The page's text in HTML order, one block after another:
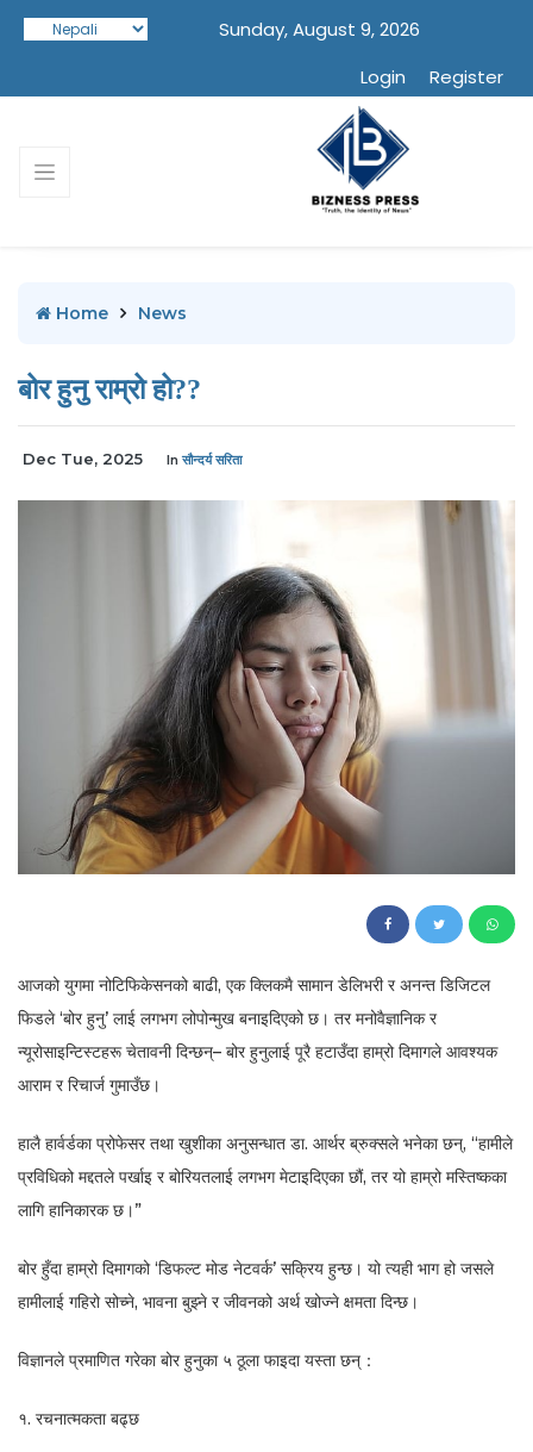
Sunday, August 9, 2026
Login
Register
Home News
बोर हुनु राम्रो हो??
Dec Tue, 2025 In सौन्दर्य सरिता
आजको युगमा नोटिफिकेसनको बाढी, एक क्लिकमै सामान डेलिभरी र अनन्त डिजिटल
फिडले ‘बोर हुनु’ लाई लगभग लोपोन्मुख बनाइदिएको छ। तर मनोवैज्ञानिक र
न्यूरोसाइन्टिस्टहरू चेतावनी दिन्छन्– बोर हुनुलाई पूरै हटाउँदा हाम्रो दिमागले आवश्यक
आराम र रिचार्ज गुमाउँछ।
हालै हार्वर्डका प्रोफेसर तथा खुशीका अनुसन्धात डा. आर्थर ब्रुक्सले भनेका छन्, “हामीले
प्रविधिको मद्दतले पर्खाइ र बोरियतलाई लगभग मेटाइदिएका छौं, तर यो हाम्रो मस्तिष्कका
लागि हानिकारक छ।”
बोर हुँदा हाम्रो दिमागको ‘डिफल्ट मोड नेटवर्क’ सक्रिय हुन्छ। यो त्यही भाग हो जसले
हामीलाई गहिरो सोच्ने, भावना बुझ्ने र जीवनको अर्थ खोज्ने क्षमता दिन्छ।
विज्ञानले प्रमाणित गरेका बोर हुनुका ५ ठूला फाइदा यस्ता छन्：
१. रचनात्मकता बढ्छ